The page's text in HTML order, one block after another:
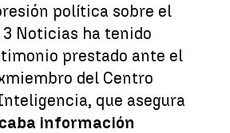
política sobre el
3 Noticias ha tenido
prestado ante el
del Centro
que asegura
información